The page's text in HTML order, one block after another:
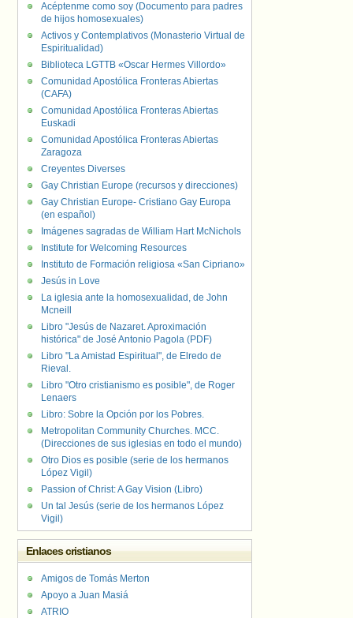
Acéptenme como soy (Documento para padres
de hijos homosexuales)
Activos y Contemplativos (Monasterio Virtual de
Espiritualidad)
Biblioteca LGTTB «Oscar Hermes Villordo»
Comunidad Apostólica Fronteras Abiertas
(CAFA)
Comunidad Apostólica Fronteras Abiertas
Euskadi
Comunidad Apostólica Fronteras Abiertas
Zaragoza
Creyentes Diverses
Gay Christian Europe (recursos y direcciones)
Gay Christian Europe- Cristiano Gay Europa
(en español)
Imágenes sagradas de William Hart McNichols
Institute for Welcoming Resources
Instituto de Formación religiosa «San Cipriano»
Jesús in Love
La iglesia ante la homosexualidad, de John
Mcneill
Libro "Jesús de Nazaret. Aproximación
histórica" de José Antonio Pagola (PDF)
Libro "La Amistad Espiritual", de Elredo de
Rieval.
Libro "Otro cristianismo es posible", de Roger
Lenaers
Libro: Sobre la Opción por los Pobres.
Metropolitan Community Churches. MCC.
(Direcciones de sus iglesias en todo el mundo)
Otro Dios es posible (serie de los hermanos
López Vigil)
Passion of Christ: A Gay Vision (Libro)
Un tal Jesús (serie de los hermanos López
Vigil)
Enlaces cristianos
Amigos de Tomás Merton
Apoyo a Juan Masiá
ATRIO